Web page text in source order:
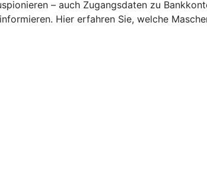
– auch Zugangsdaten zu
Hier erfahren Sie, welche